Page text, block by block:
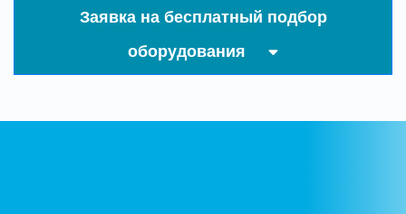
Заявка на бесплатный подбор
оборудования